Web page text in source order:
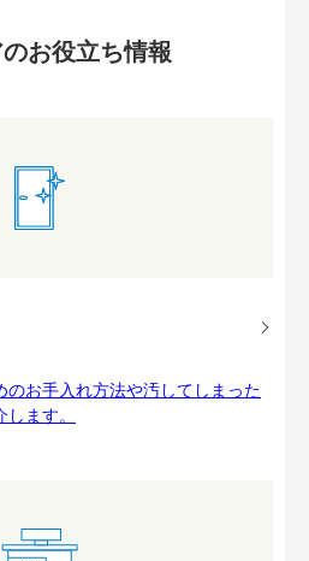
お役立ち情報
のお手入れ方法や汚してしまった
ます。